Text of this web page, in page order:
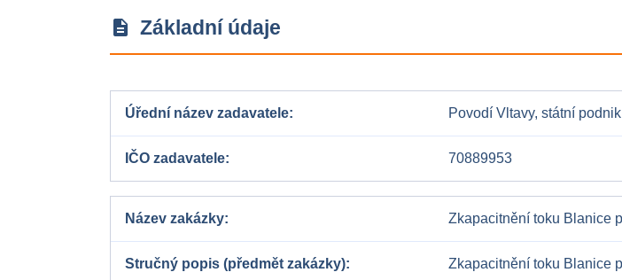
description Základní údaje
Úřední název zadavatele Povodí Vltavy, státní
IČO zadavatele 70889953
Název zakázky Zkapacitnění toku Blanice
Stručný popis (předmět zakázky) Zkapacitnění toku Blanice